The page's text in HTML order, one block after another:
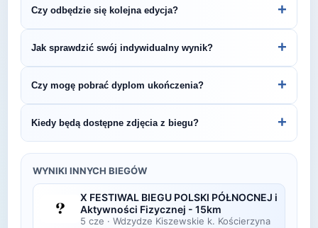
stronie internetowej lub na platformach takich jak
LiveTracking, RunnerSpace czy MarathonSport.
Czy odbędzie się kolejna edycja? +
Śledź stronę organizatora lub ZawodyBiegowe.pl,
by być na bieżąco z datą kolejnej edycji Babia Góra
Rolling Trail.
Jak sprawdzić swój indywidualny wynik? +
organizatora lub platformie pomiarowej podanej na
bibie startowym. Wyniki zawierają czas brutto i
netto, a często też pozycję wśród wszystkich
uczestników i w kategorii wiekowej.
Czy mogę pobrać dyplom ukończenia? +
elektroniczne dyplomy do pobrania ze strony
organizatora po opublikowaniu oficjalnych
Kiedy będą dostępne zdjęcia z biegu? +
w ciągu kilku dni po zawodach na swojej stronie
lub fanpage'u na Facebooku.
WYNIKI INNYCH BIEGÓW
X FESTIWAL BIEGU POLSKI PÓŁNOCNEJ i
Aktywności Fizycznej - 15km
5 cze · Wdzydze Kiszewskie k. Kościerzyna